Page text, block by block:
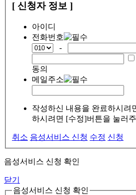
[ 신청자 정보 ]
아이디
전화번호
-
동의
메일주소
작성하신 내용을 완료하시려
하시려면 [수정]버튼을 눌러
취소 음성서비스 신청 수정 신청
음성서비스 신청 확인
닫기
음성서비스 신청 확인